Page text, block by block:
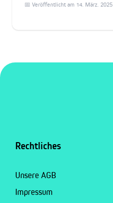
📅 Veröffentlicht am 14. März. 2025
Rechtliches
Unsere AGB
Impressum